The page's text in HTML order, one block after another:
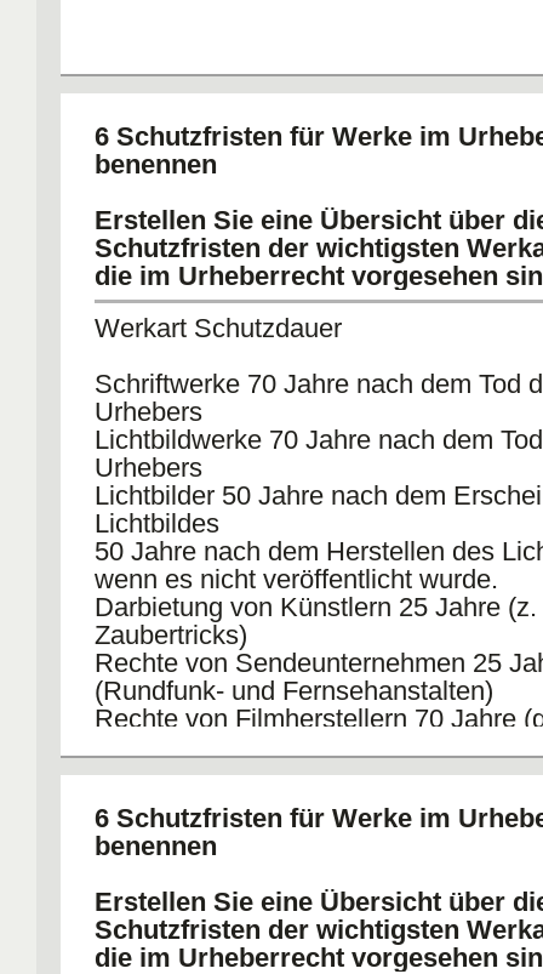
6 Schutzfristen für Werke im
benennen
Erstellen Sie eine Übersicht über
Schutzfristen der wichtigsten
die im Urheberrecht vorgesehen
Werkart Schutzdauer
Schriftwerke 70 Jahre nach dem Tod
Urhebers
Lichtbildwerke 70 Jahre nach dem
Urhebers
Lichtbilder 50 Jahre nach dem
Lichtbildes
50 Jahre nach dem Herstellen des
wenn es nicht veröffentlicht wurde.
Darbietung von Künstlern 25 Jahre
Zaubertricks)
Rechte von Sendeunternehmen 25
(Rundfunk- und Fernsehanstalten)
Rechte von Filmherstellern 70 Jahre
Rechte von Bildfolgen 50 Jahre und
(Laufbilder)
Rechte an Tonträgern 25 Jahre
Rechte an digitalen Präsentationen
6 Schutzfristen für Werke im
benennen
Erstellen Sie eine Übersicht über
Schutzfristen der wichtigsten
die im Urheberrecht vorgesehen